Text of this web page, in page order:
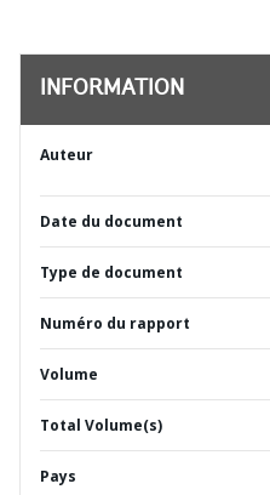
INFORMATION
Auteur
Date du document
Type de document
Numéro du rapport
Volume
Total Volume(s)
Pays